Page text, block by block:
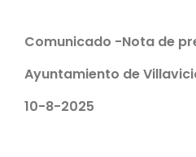
Comunicado -Nota de
Ayuntamiento de
10-8-2025